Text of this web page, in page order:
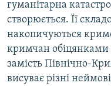
гуманітарна
створюється. Її
накопичуються
кримчан
замість Північно-
висуває різні